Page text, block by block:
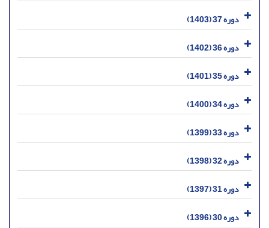
دوره 37 (1403)
دوره 36 (1402)
دوره 35 (1401)
دوره 34 (1400)
دوره 33 (1399)
دوره 32 (1398)
دوره 31 (1397)
دوره 30 (1396)